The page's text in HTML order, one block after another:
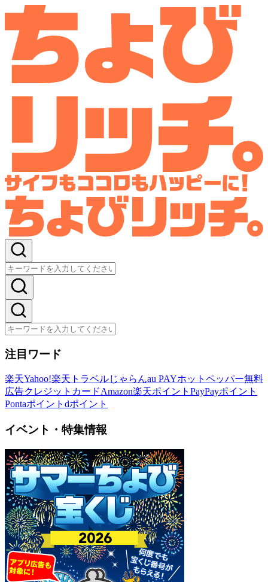
注目ワード
楽天Yahoo!楽天トラベルじゃらんau PAYホットペッパー無料
広告クレジットカードAmazon楽天ポイント PayPayポイント
Pontaポイント dポイント
イベント・特集情報